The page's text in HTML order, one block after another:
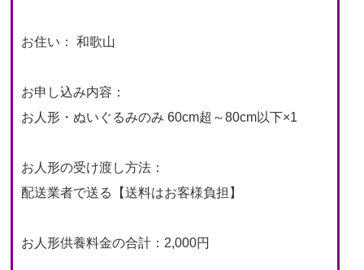
お住い： 和歌山
お申し込み内容：
お人形・ぬいぐるみのみ 60cm超～80cm以下×1
お人形の受け渡し方法：
配送業者で送る【送料はお客様負担】
お人形供養料金の合計：2,000円